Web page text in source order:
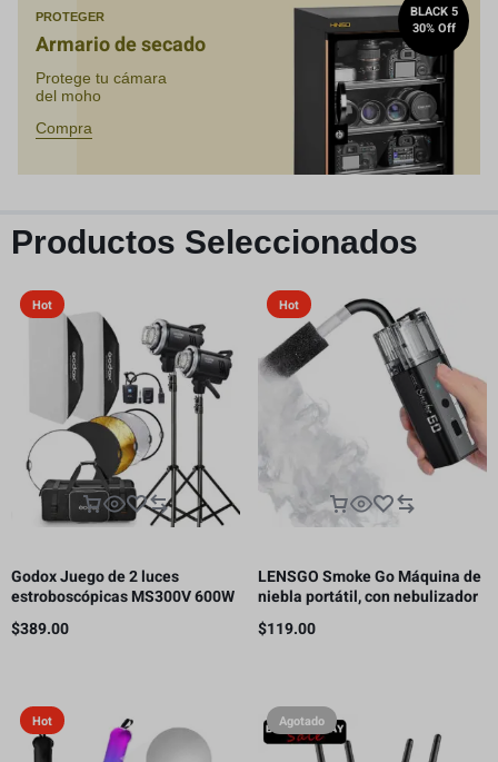
PROTEGER
Armario de secado
Protege tu cámara
del moho
Compra
BLACK 5
30% Off
Productos Seleccionados
Hot
Godox Juego de 2 luces
estroboscópicas MS300V 600W
para estudio
$389.00
Hot
LENSGO Smoke Go Máquina de
niebla portátil, con nebulizador
de control remoto para
fotografía
$119.00
Hot Agotado